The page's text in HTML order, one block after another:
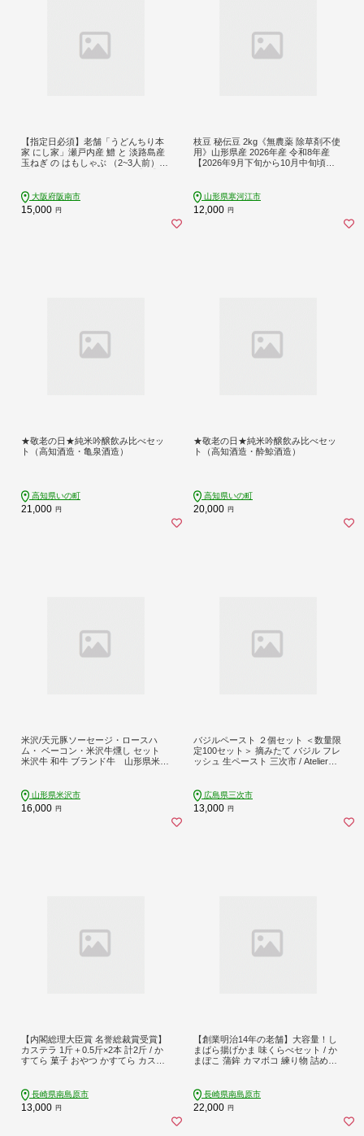
【指定日必須】老舗「うどんちり本
家 にし家」瀬戸内産 鱧 と 淡路島産
玉ねぎ の はもしゃぶ （2~3人前）
大阪府阪南市
15,000 円
枝豆 秘伝豆 2kg《無農薬 除草剤不使
用》山形県産 2026年産 令和8年産
【2026年9月下旬から10月中旬頃】
山形県寒河江市
12,000 円
★敬老の日★純米吟醸飲み比べセッ
ト（高知酒造・亀泉酒造）
高知県いの町
21,000 円
★敬老の日★純米吟醸飲み比べセッ
ト（高知酒造・酔鯨酒造）
高知県いの町
20,000 円
米沢/天元豚ソーセージ・ロースハ
ム・ ベーコン・米沢牛燻し セット
米沢牛 和牛 ブランド牛 山形県米沢
山形県米沢市
16,000 円
バジルペースト ２個セット ＜数量限
定100セット＞ 摘みたて バジル フレ
ッシュ 生ペースト 三次市 / Atelier＋B
広島県三次市
13,000 円
【内閣総理大臣賞 名誉総裁賞受賞】
カステラ 1斤＋0.5斤×2本 計2斤 / か
すてら 菓子 おやつ かすてら カステ
長崎県南島原市
13,000 円
【創業明治14年の老舗】大容量！し
まばら揚げかま 味くらべセット / か
まぼこ 蒲鉾 カマボコ 練り物 詰め合
長崎県南島原市
22,000 円